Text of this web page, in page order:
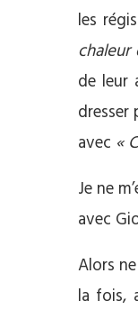
les
chaleur
de leur
dresser
avec «
Je ne
avec
Alors
la fois,